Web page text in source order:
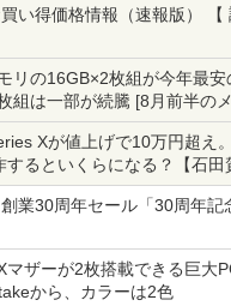
い得価格情報（速報版） 【
リの16GB×2枚組が今年最
組は一部が続騰 [8月前半の
Xが値上げで10万円超え
するといくらになる？【石田
業30周年セール「30周年記
マザーが2枚搭載できる巨大
から、カラーは2色